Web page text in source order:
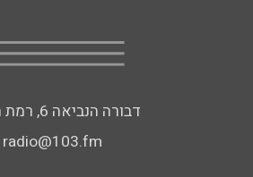
דבורה הנביאה 6, רמת השרון
radio@103.fm